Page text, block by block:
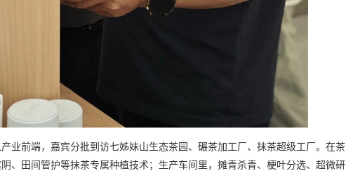
业前端，嘉宾分批到访七姊妹山生态茶园、碾茶加工厂、抹茶超级工厂。在茶
、田间管护等抹茶专属种植技术；生产车间里，摊青杀青、梗叶分选、超微研